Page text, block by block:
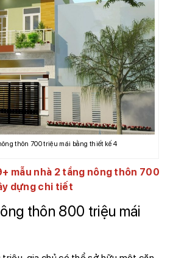
thôn 700 triệu mái bằng thiết kế 4
mẫu nhà 2 tầng nông thôn 700
dựng chi tiết
thôn 800 triệu mái